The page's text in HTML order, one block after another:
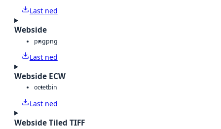
Last ned
Webside
pngpng
Last ned
Webside ECW
octetbin
Last ned
Webside Tiled TIFF